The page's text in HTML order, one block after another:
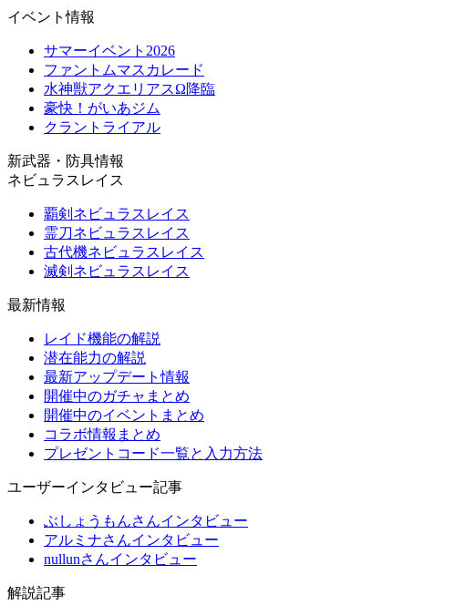
イベント情報
サマーイベント2026
ファントムマスカレード
水神獣アクエリアスΩ降臨
豪快！がいあジム
クラントライアル
新武器・防具情報
ネビュラスレイス
覇剣ネビュラスレイス
霊刀ネビュラスレイス
古代機ネビュラスレイス
滅剣ネビュラスレイス
最新情報
レイド機能の解説
潜在能力の解説
最新アップデート情報
開催中のガチャまとめ
開催中のイベントまとめ
コラボ情報まとめ
プレゼントコード一覧と入力方法
ユーザーインタビュー記事
ぶしょうもんさんインタビュー
アルミナさんインタビュー
nullunさんインタビュー
解説記事